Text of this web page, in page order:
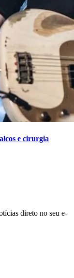
e cirurgia
direto no seu e-